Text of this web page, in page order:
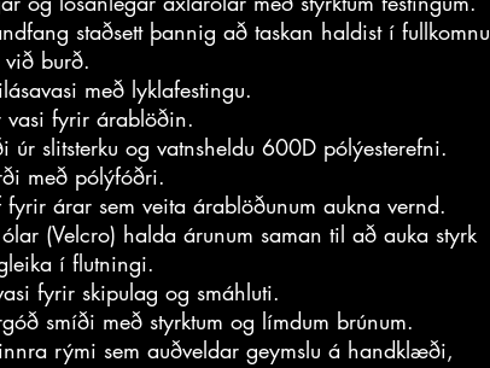
staðsett þannig að taskan haldist í fullkomnu
burð.
með lyklafestingu.
vasi fyrir árablöðin.
úr slitsterku og vatnsheldu 600D pólýesterefni.
með pólýfóðri.
árar sem veita árablöðunum aukna vernd.
(Velcro) halda árunum saman til að auka styrk
í flutningi.
fyrir skipulag og smáhluti.
smíði með styrktum og límdum brúnum.
rými sem auðveldar geymslu á handklæði,